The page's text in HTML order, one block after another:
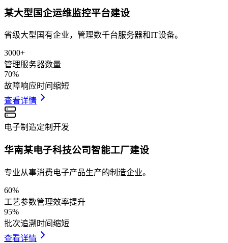
某大型国企运维监控平台建设
省级大型国有企业，管理数千台服务器和IT设备。
3000+
管理服务器数量
70%
故障响应时间缩短
查看详情
电子制造定制开发
华南某电子科技公司智能工厂建设
专业从事消费电子产品生产的制造企业。
60%
工艺参数管理效率提升
95%
批次追溯时间缩短
查看详情